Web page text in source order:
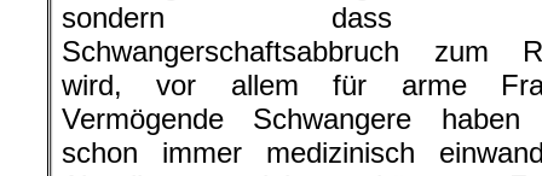
sondern dass
Schwangerschaftsabbruch zum
wird, vor allem für arme
Vermögende Schwangere haben
schon immer medizinisch